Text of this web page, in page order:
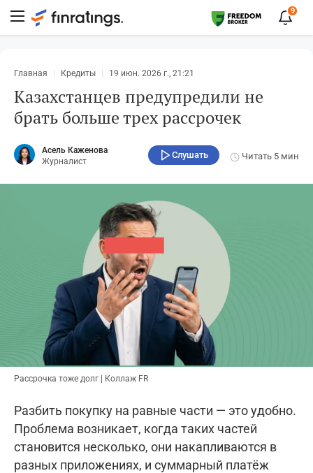
9
Главная Кредиты 19 июн. 2026 г., 21:21
Казахстанцев предупредили не
брать больше трех рассрочек
Асель Каженова
Журналист
Слушать Читать 5 мин
Рассрочка тоже долг | Коллаж FR
Разбить покупку на равные части — это удобно.
Проблема возникает, когда таких частей
становится несколько, они накапливаются в
разных приложениях, и суммарный платёж